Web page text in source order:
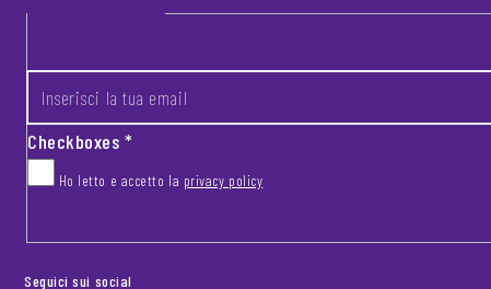
Footer newsletter
Checkboxes*
Ho letto e accetto la privacy policy
Seguici sui social